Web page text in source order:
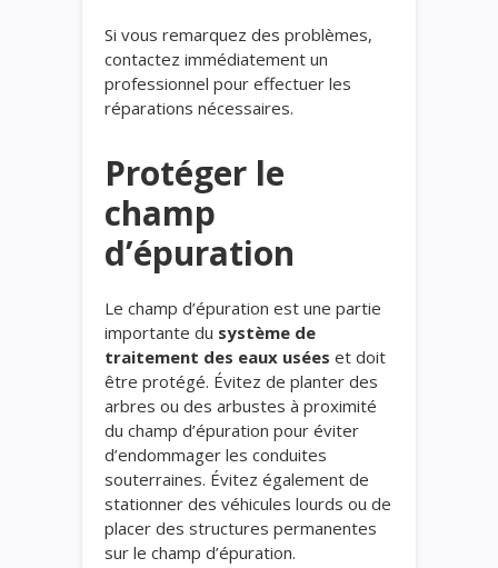
Si vous remarquez des problèmes,
contactez immédiatement un
professionnel pour effectuer les
réparations nécessaires.
Protéger le
champ
d’épuration
Le champ d’épuration est une partie
importante du système de
traitement des eaux usées et doit
être protégé. Évitez de planter des
arbres ou des arbustes à proximité
du champ d’épuration pour éviter
d’endommager les conduites
souterraines. Évitez également de
stationner des véhicules lourds ou de
placer des structures permanentes
sur le champ d’épuration.